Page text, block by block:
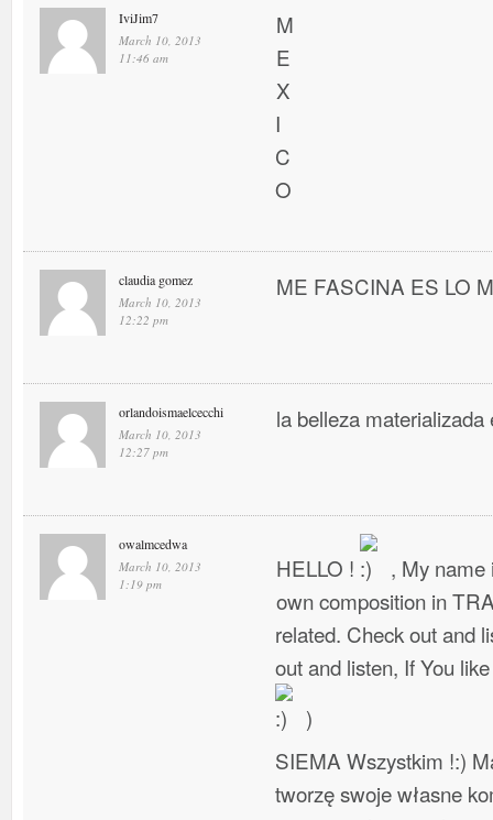
IviJim7
March 10, 2013
11:46 am
M
E
X
I
C
O
claudia gomez
March 10, 2013
12:22 pm
ME FASCINA ES LO
orlandoismaelcecchi
March 10, 2013
12:27 pm
la belleza materializada
owalmcedwa
March 10, 2013
1:19 pm
HELLO !
, My name
own composition in
related. Check out and
out and listen, If You
)
SIEMA Wszystkim !:)
tworzę swoje własne